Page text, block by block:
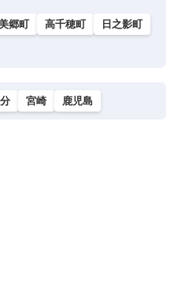
郷町 高千穂町
日之影町
宮崎 鹿児島